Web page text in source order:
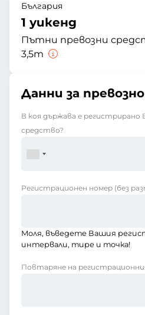
България
1 уикенд
Пътни превозни
3,5т
Данни за
В коя държава е
средство?
Регистрационен номер (без
Моля, въведете Вашия
интервали, тире и точка!
Повтаряне на